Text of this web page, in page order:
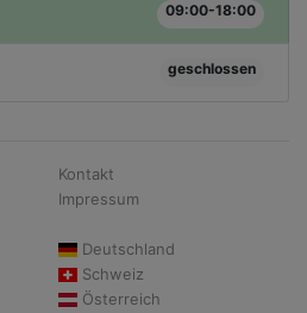
09:00-18:00
geschlossen
Kontakt
Impressum
Deutschland
Schweiz
Österreich